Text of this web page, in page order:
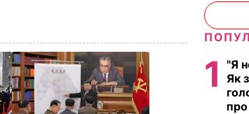
1
"Я
Як